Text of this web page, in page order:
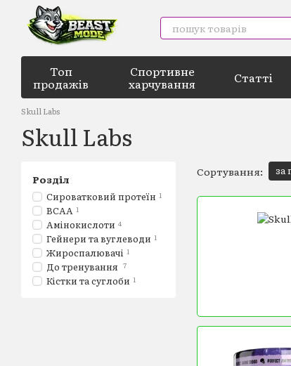
Перейти до основного контенту
Топ
продажів
Спортивне
харчування Статті
Skull Labs
Skull Labs
Сортування: за
Розділ
Сироватковий протеїн 1
BCAA 1
Амінокислоти 4
Гейнери та вуглеводи 1
Жироспалювачі 1
До тренування 7
Кістки та суглоби 1